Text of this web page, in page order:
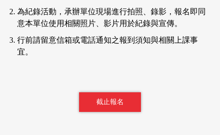
為紀錄活動，承辦單位現場進行拍照、錄影，報名即同
意本單位使用相關照片、影片用於紀錄與宣傳。
行前請留意信箱或電話通知之報到須知與相關上課事
宜。
截止報名